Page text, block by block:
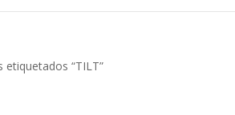
etiquetados “TILT”